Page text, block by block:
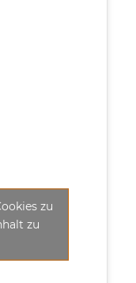
zu
zu